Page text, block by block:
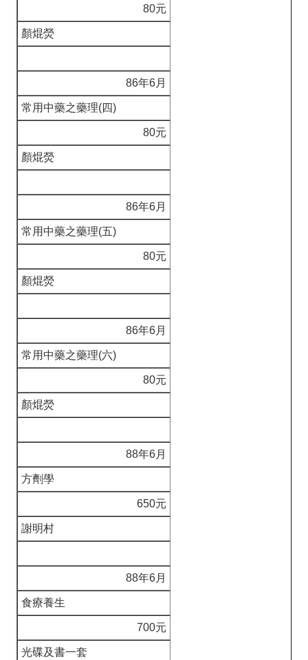
80元
顏焜熒
86年6月
常用中藥之藥理(四)
80元
顏焜熒
86年6月
常用中藥之藥理(五)
80元
顏焜熒
86年6月
常用中藥之藥理(六)
80元
顏焜熒
88年6月
方劑學
650元
謝明村
88年6月
食療養生
700元
光碟及書一套